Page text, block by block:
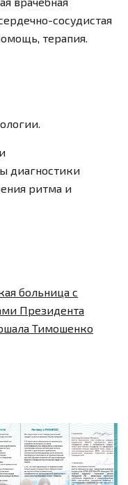
сосудистая
терапия.
диагностики
ритма и
больница с
Президента
Тимошенко